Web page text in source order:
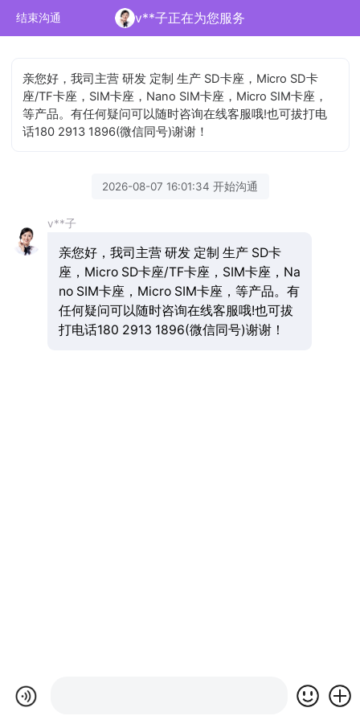
结束沟通 v**子正在为您服务
亲您好，我司主营 研发 定制 生产 SD卡座，Micro SD卡
座/TF卡座，SIM卡座，Nano SIM卡座，Micro SIM卡座，
等产品。有任何疑问可以随时咨询在线客服哦!也可拔打电
话180 2913 1896(微信同号)谢谢！
2026-08-07 16:01:34 开始沟通
v**子
亲您好，我司主营 研发 定制 生产 SD卡
座，Micro SD卡座/TF卡座，SIM卡座，Na
no SIM卡座，Micro SIM卡座，等产品。有
任何疑问可以随时咨询在线客服哦!也可拔
打电话180 2913 1896(微信同号)谢谢！